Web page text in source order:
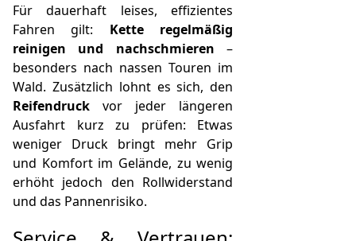
Für dauerhaft leises, effizientes
Fahren gilt: Kette regelmäßig
reinigen und nachschmieren –
besonders nach nassen Touren im
Wald. Zusätzlich lohnt es sich, den
Reifendruck vor jeder längeren
Ausfahrt kurz zu prüfen: Etwas
weniger Druck bringt mehr Grip
und Komfort im Gelände, zu wenig
erhöht jedoch den Rollwiderstand
und das Pannenrisiko.